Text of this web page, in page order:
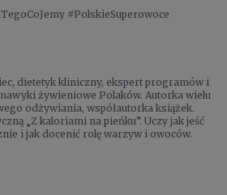
#PolskieSuperowoce
dietetyk kliniczny, ekspert programów i
żywieniowe Polaków. Autorka wielu
odżywiania, współautorka książek.
„Z kaloriami na pieńku”. Uczy jak jeść
i jak docenić rolę warzyw i owoców.